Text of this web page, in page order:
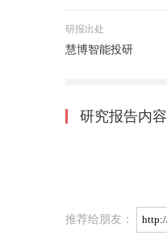
研报出处
慧博智能投研
研究报告内容
推荐给朋友：